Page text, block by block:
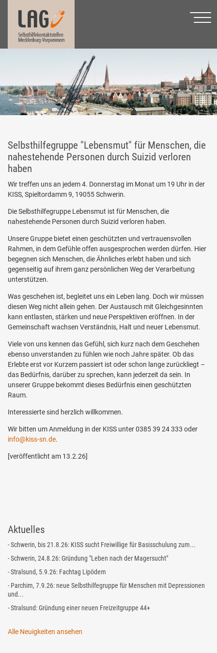
Selbsthilfegruppe "Lebensmut" für Menschen, die
nahestehende Personen durch Suizid verloren
haben
Wir treffen uns an jedem 4. Donnerstag im Monat um 19 Uhr in der
KISS, Spieltordamm 9, 19055 Schwerin.
Die Selbsthilfegruppe Lebensmut ist für Menschen, die
nahestehende Personen durch Suizid verloren haben.
Unsere Gruppe bietet einen geschützten und vertrauensvollen
Rahmen, in dem Gefühle offen ausgesprochen werden dürfen. Hier
begegnen sich Menschen, die Ähnliches erlebt haben und sich
gegenseitig auf ihrem ganz persönlichen Weg der Verarbeitung
unterstützen.
Was geschehen ist, begleitet uns ein Leben lang. Doch wir müssen
diesen Weg nicht allein gehen. Der Austausch mit Gleichgesinnten
kann entlasten, stärken und neue Perspektiven eröffnen. In der
Gemeinschaft wachsen Verständnis, Halt und neuer Lebensmut.
Viele von uns kennen das Gefühl, sich kurz nach dem Geschehen
ebenso unverstanden zu fühlen wie noch Jahre später. Ob das
Erlebte erst vor Kurzem passiert ist oder schon lange zurückliegt –
das Bedürfnis, darüber zu sprechen, kann jederzeit da sein. In
unserer Gruppe bekommt dieses Bedürfnis einen geschützten
Raum.
Interessierte sind herzlich willkommen.
Wir bitten um Anmeldung in der KISS unter 0385 39 24 333 oder
info@kiss-sn.de.
[veröffentlicht am 13.2.26]
Aktuelles
- Schwerin, bis 21.8.26: KISS sucht Freiwillige für Basisschulung zum...
- Schwerin, 24.8.26: Gründung "Leben nach der Magersucht"
- Stralsund, 5.9.26: Fachtag Lipödem
- Parchim, 7.9.26: neue Selbsthilfegruppe für Menschen mit Depressionen
und...
- Stralsund: Gründung einer neuen Freizeitgruppe 44+
Alle Neuigkeiten ansehen